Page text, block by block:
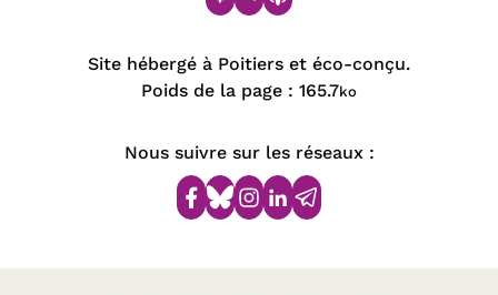
Site hébergé à Poitiers et éco-conçu.
Poids de la page : 165.7ko
Nous suivre sur les réseaux :